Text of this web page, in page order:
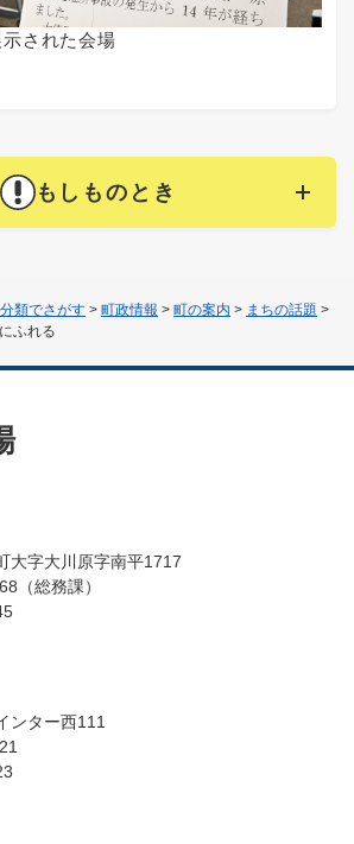
分類でさがす > 町政情報 > 町の案内 > まちの話題 >
ふれる
された会場
もしものとき
大字大川原字南平1717
（総務課）
ンター西111